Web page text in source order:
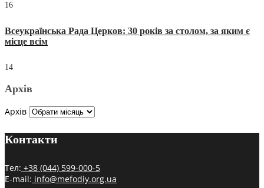
16
Всеукраїнська Рада Церков: 30 років за столом, за яким є
місце всім
14
Архів
Архів
Контакти
Тел: +38 (044) 599-000-5
E-mail: info@mefodiy.org.ua